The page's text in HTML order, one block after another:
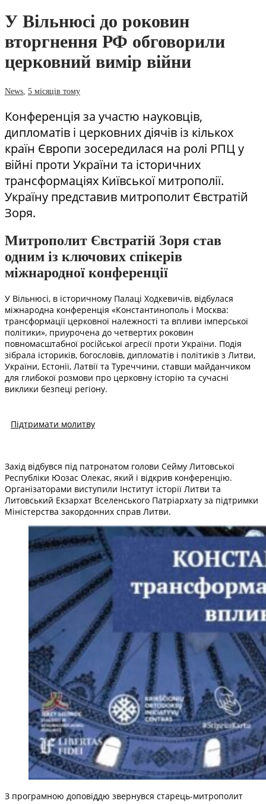
У Вільнюсі до роковин
вторгнення РФ обговорили
церковний вимір війни
News 5 місяців тому
Конференція за участю науковців,
дипломатів і церковних діячів із кількох
країн Європи зосередилася на ролі РПЦ у
війні проти України та історичних
трансформаціях Київської митрополії.
Україну представив митрополит Євстратій
Зоря.
Митрополит Євстратій Зоря став
одним із ключових спікерів
міжнародної конференції
У Вільнюсі, в історичному Палаці Ходкевичів, відбулася
міжнародна конференція «Константинополь і Москва:
трансформації церковної належності та впливи імперської
політики», приурочена до четвертих роковин
повномасштабної російської агресії проти України. Подія
зібрала істориків, богословів, дипломатів і політиків з Литви,
України, Естонії, Латвії та Туреччини, ставши майданчиком
для глибокої розмови про церковну історію та сучасні
виклики безпеці регіону.
Підтримати молитву
Захід відбувся під патронатом голови Сейму Литовської
Республіки Юозас Олекас, який і відкрив конференцію.
Організаторами виступили Інститут історії Литви та
Литовський Екзархат Вселенського Патріархату за підтримки
Міністерства закордонних справ Литви.
З програмною доповіддю звернувся старець-митрополит